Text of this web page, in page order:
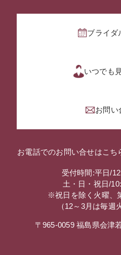
ブライダ
いつでも
お問い
お電話でのお問い合せはこち
受付時間:平日/
土・日・祝日/
※祝日を除く火曜、
（12～3月は毎週
〒965-0059 福島県会津